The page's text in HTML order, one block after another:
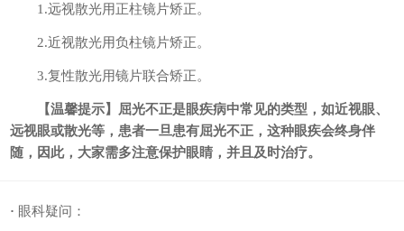
1.远视散光用正柱镜片矫正。
2.近视散光用负柱镜片矫正。
3.复性散光用镜片联合矫正。
【温馨提示】屈光不正是眼疾病中常见的类型，如近视眼、
远视眼或散光等，患者一旦患有屈光不正，这种眼疾会终身伴
随，因此，大家需多注意保护眼睛，并且及时治疗。
· 眼科疑问：